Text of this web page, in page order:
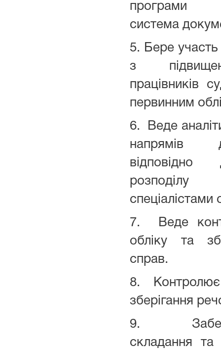
програми
система
5. Бере участь
з
працівників
первинним
6. Веде
напрямів
відповідно
розподілу
спеціалістами
7. Веде
обліку та
справ.
8. Контролює
зберігання
9.
складання та